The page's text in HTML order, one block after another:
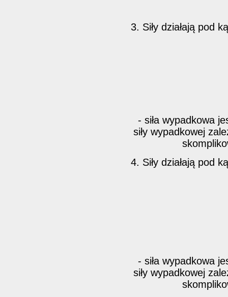
3. Siły działają pod
- siła wypadkowa
siły wypadkowej
4. Siły działają pod
- siła wypadkowa
siły wypadkowej